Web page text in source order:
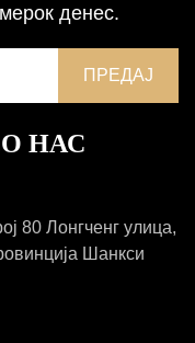
денес.
НАС
80 Лонгченг улица,
Шанкси